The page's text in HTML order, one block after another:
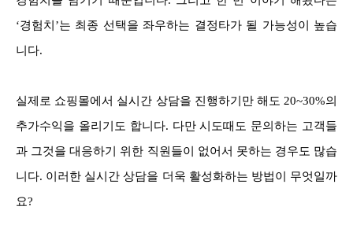
‘경험치’는 최종 선택을 좌우하는 결정타가 될 가능성이 높습
니다.
실제로 쇼핑몰에서 실시간 상담을 진행하기만 해도 20~30%의
추가수익을 올리기도 합니다. 다만 시도때도 문의하는 고객들
과 그것을 대응하기 위한 직원들이 없어서 못하는 경우도 많습
니다. 이러한 실시간 상담을 더욱 활성화하는 방법이 무엇일까
요?